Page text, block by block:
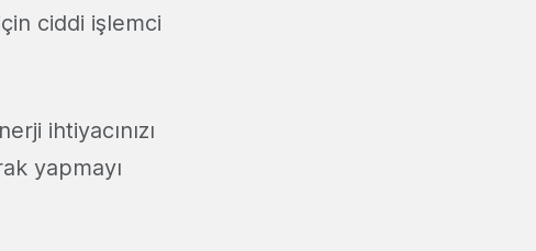
ciddi işlemci
ihtiyacınızı
yapmayı